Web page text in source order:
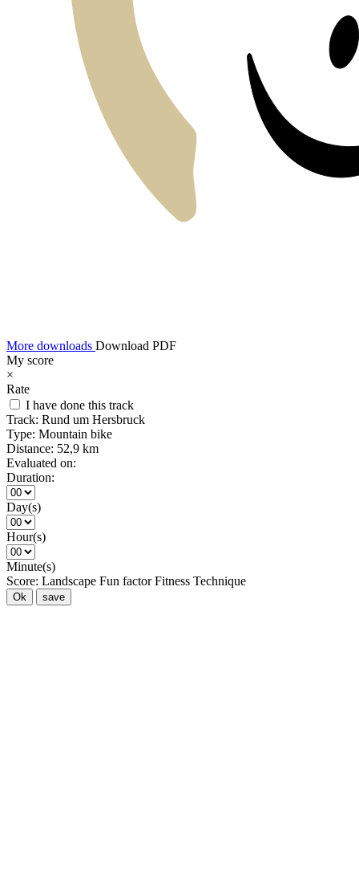
More downloads Download PDF
My score
×
Rate
I have done this track
Track: Rund um Hersbruck
Type: Mountain bike
Distance: 52,9 km
Evaluated on:
Duration:
Day(s)
Hour(s)
Minute(s)
Score: Landscape Fun factor Fitness Technique
Ok save